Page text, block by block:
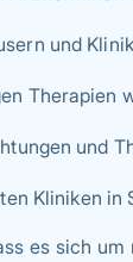
und
Therapien
und
Kliniken in
es sich